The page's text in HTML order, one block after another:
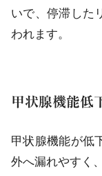
いで、停滞した
われます。
甲状腺機能低
甲状腺機能が低
外へ漏れやすく